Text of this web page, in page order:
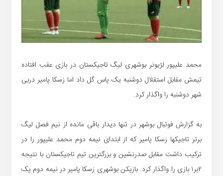
محمد علیپور لژیونر بوشهری لیگ تاجیکستان در بازی عقب افتاده
تیمش مقابل استقلال دوشنبه یک پاس گل داد اما زسکا پامیر دربی
شهر دوشنبه را واگذار کرد.
به گزارش فوتبال بوشهر در تنها دیدار باقی مانده از نیم فصل لیگ
برتر تاجیکها زسکا پامیر که از ابتدای نیمه دوم محمد علیپور را در
ترکیب داشت مقابل صدرنشین و بزرگترین تیم تاجیکستان با نتیجه
۲بر۱ بازی را واگذار کرد. بازیکن بوشهری زسکا پامیر در نیمه دوم یک